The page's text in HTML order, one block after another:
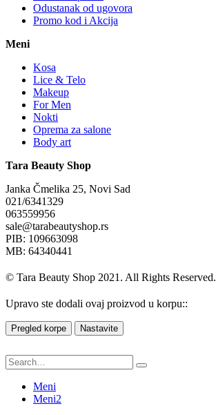
Odustanak od ugovora
Promo kod i Akcija
Meni
Kosa
Lice & Telo
Makeup
For Men
Nokti
Oprema za salone
Body art
Tara Beauty Shop
Janka Čmelika 25, Novi Sad
021/6341329
063559956
sale@tarabeautyshop.rs
PIB: 109663098
MB: 64340441
© Tara Beauty Shop 2021. All Rights Reserved.
Upravo ste dodali ovaj proizvod u korpu::
Pregled korpe Nastavite
Meni
Meni2